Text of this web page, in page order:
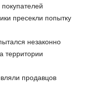
пресекли попытку
незаконно
территории
продавцов